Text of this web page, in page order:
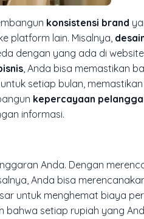
konsistensi brand
platform lain. Misalnya,
dengan yang ada di
, Anda bisa memastikan
setiap bulan,
kepercayaan
informasi.
Anda. Dengan
Anda bisa
untuk menghemat biaya
setiap rupiah yang